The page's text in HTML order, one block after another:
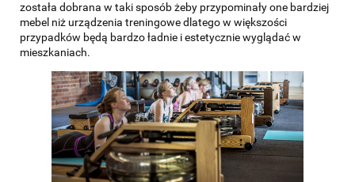
została dobrana w taki sposób żeby przypominały one bardziej
mebel niż urządzenia treningowe dlatego w większości
przypadków będą bardzo ładnie i estetycznie wyglądać w
mieszkaniach.